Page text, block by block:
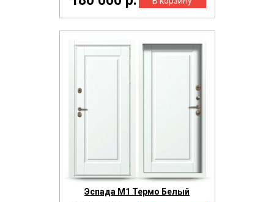
Эспада М1 Термо Белый